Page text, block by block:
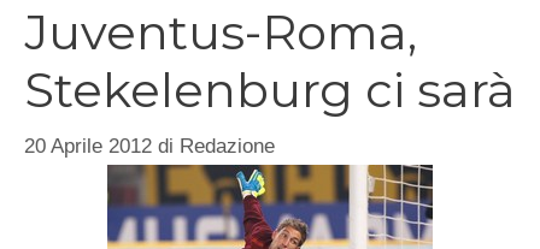
Juventus-Roma,
Stekelenburg ci sarà
20 Aprile 2012 di Redazione